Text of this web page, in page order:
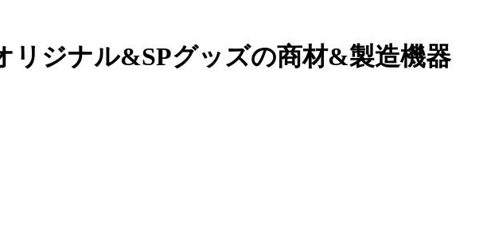
リジナル&SPグッズの商材&製造機器